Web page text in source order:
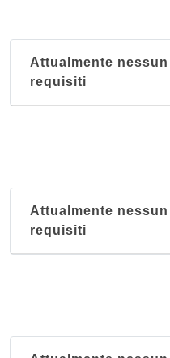
Attualmente
requisiti
Attualmente
requisiti